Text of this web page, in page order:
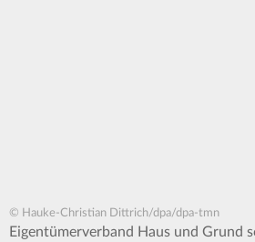
© Hauke-Christian Dittrich/dpa/dpa-tmn
Eigentümerverband Haus und Grund